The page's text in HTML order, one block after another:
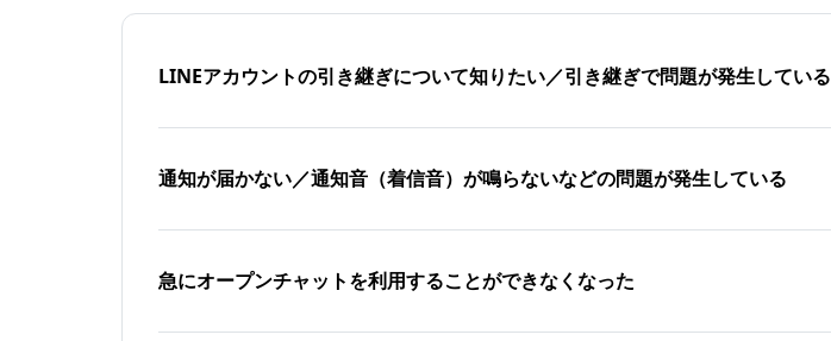
LINEアカウントの引き継ぎについて知りたい／引き継ぎで問題が発生している
通知が届かない／通知音（着信音）が鳴らないなどの問題が発生している
急にオープンチャットを利用することができなくなった